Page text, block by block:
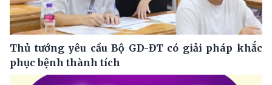
Thủ tướng yêu cầu Bộ GD-ĐT có giải pháp khắc
phục bệnh thành tích